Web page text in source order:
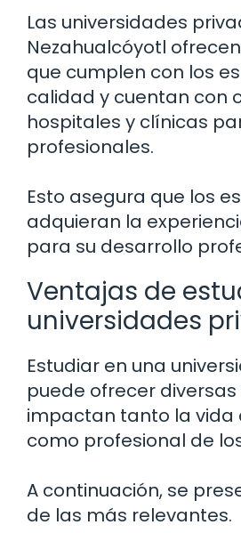
Las universidades
Nezahualcóyotl
que cumplen con los
calidad y cuentan con
hospitales y clínicas
profesionales.
Esto asegura que los
adquieran la
para su desarrollo
Ventajas de
universidades
Estudiar en una
puede ofrecer
impactan tanto la vida
como profesional de
A continuación, se
de las más relevantes.